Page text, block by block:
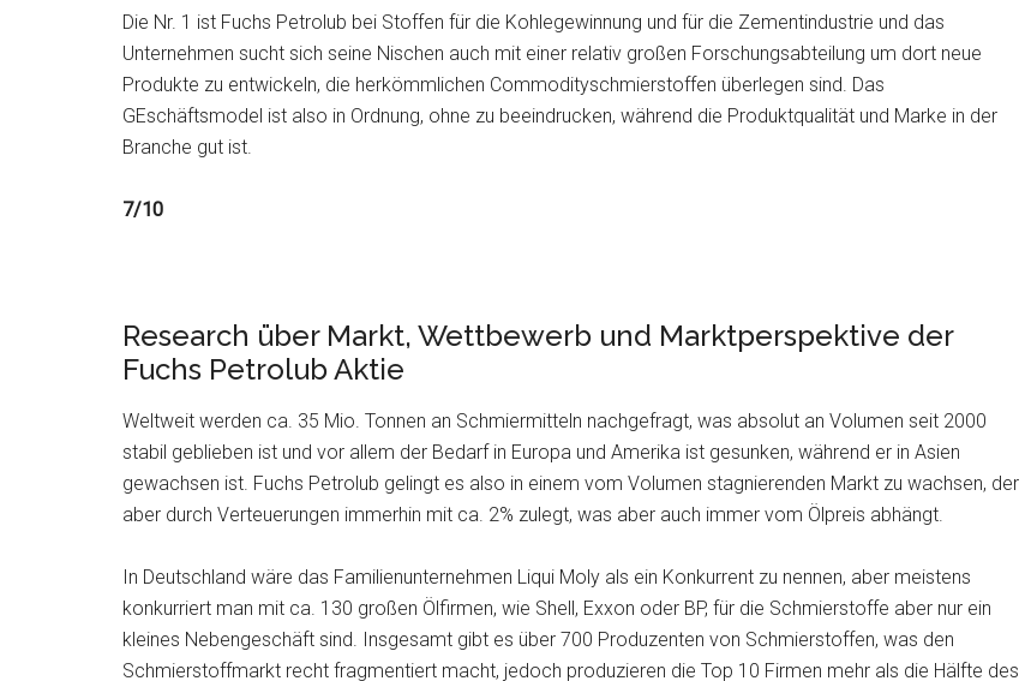
Die Nr. 1 ist Fuchs Petrolub bei Stoffen für die Kohlegewinnung und für die Zementindustrie und das
Unternehmen sucht sich seine Nischen auch mit einer relativ großen Forschungsabteilung um dort neue
Produkte zu entwickeln, die herkömmlichen Commodityschmierstoffen überlegen sind. Das
GEschäftsmodel ist also in Ordnung, ohne zu beeindrucken, während die Produktqualität und Marke in der
Branche gut ist.
7/10
Research über Markt, Wettbewerb und Marktperspektive der
Fuchs Petrolub Aktie
Weltweit werden ca. 35 Mio. Tonnen an Schmiermitteln nachgefragt, was absolut an Volumen seit 2000
stabil geblieben ist und vor allem der Bedarf in Europa und Amerika ist gesunken, während er in Asien
gewachsen ist. Fuchs Petrolub gelingt es also in einem vom Volumen stagnierenden Markt zu wachsen, der
aber durch Verteuerungen immerhin mit ca. 2% zulegt, was aber auch immer vom Ölpreis abhängt.
In Deutschland wäre das Familienunternehmen Liqui Moly als ein Konkurrent zu nennen, aber meistens
konkurriert man mit ca. 130 großen Ölfirmen, wie Shell, Exxon oder BP, für die Schmierstoffe aber nur ein
kleines Nebengeschäft sind. Insgesamt gibt es über 700 Produzenten von Schmierstoffen, was den
Schmierstoffmarkt recht fragmentiert macht, jedoch produzieren die Top 10 Firmen mehr als die Hälfte des